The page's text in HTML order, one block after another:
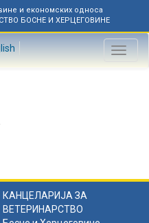
и економских односа
БОСНЕ И ХЕРЦЕГОВИНЕ
Toggle
КАНЦЕЛАРИЈА ЗА
ВЕТЕРИНАРСТВО